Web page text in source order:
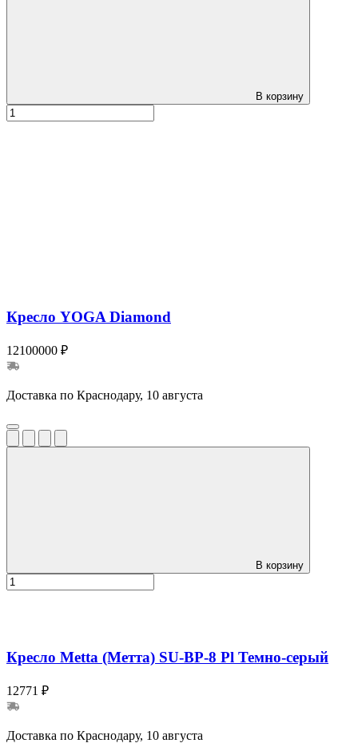
В корзину
Кресло YOGA Diamond
12100000 ₽
Доставка по Краснодару, 10 августа
В корзину
Кресло Metta (Метта) SU-BP-8 Pl Темно-серый
12771 ₽
Доставка по Краснодару, 10 августа